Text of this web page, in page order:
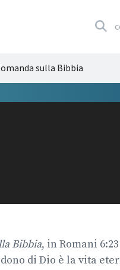
sulla Bibbia
Bibbia, in Romani 6:23
di Dio è la vita